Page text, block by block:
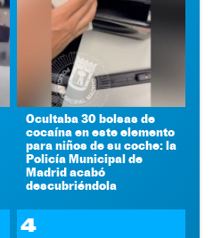
Ocultaba 30 bolsas de
cocaína en este elemento
para niños de su coche: la
Policía Municipal de
Madrid acabó
descubriéndola
4